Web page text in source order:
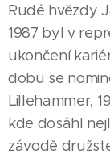
Rudé hvězdy
1987 byl v
ukončení
dobu se
Lillehammer,
kde dosáhl
závodě